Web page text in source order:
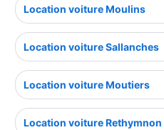
Location voiture Moulins
Location voiture Sallanches
Location voiture Moutiers
Location voiture Rethymnon